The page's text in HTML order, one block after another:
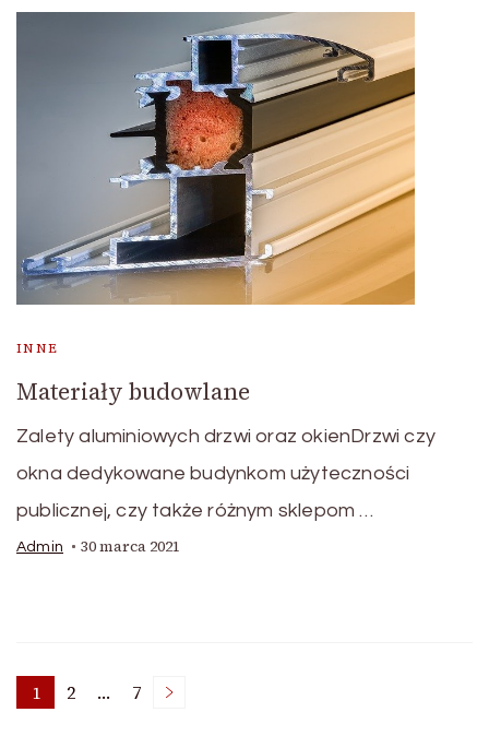
INNE
Materiały budowlane
Zalety aluminiowych drzwi oraz okienDrzwi czy
okna dedykowane budynkom użyteczności
publicznej, czy także różnym sklepom …
Admin 30 marca 2021
Nawigacja
Page
1 Page
2 … Page
7